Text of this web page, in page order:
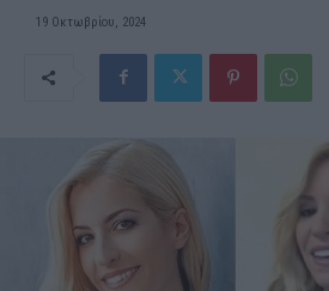
19 Οκτωβρίου, 2024